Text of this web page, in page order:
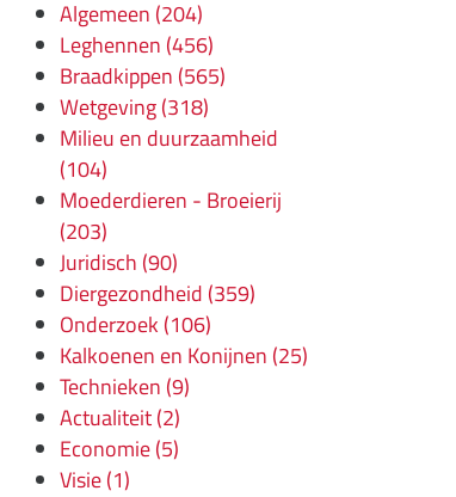
Algemeen (204)
Leghennen (456)
Braadkippen (565)
Wetgeving(318)
Milieu en duurzaamheid
(104)
Moederdieren - Broeierij
(203)
Juridisch (90)
Diergezondheid (359)
Onderzoek (106)
Kalkoenen en Konijnen (25)
Technieken (9)
Actualiteit(2)
Economie(5)
Visie(1)